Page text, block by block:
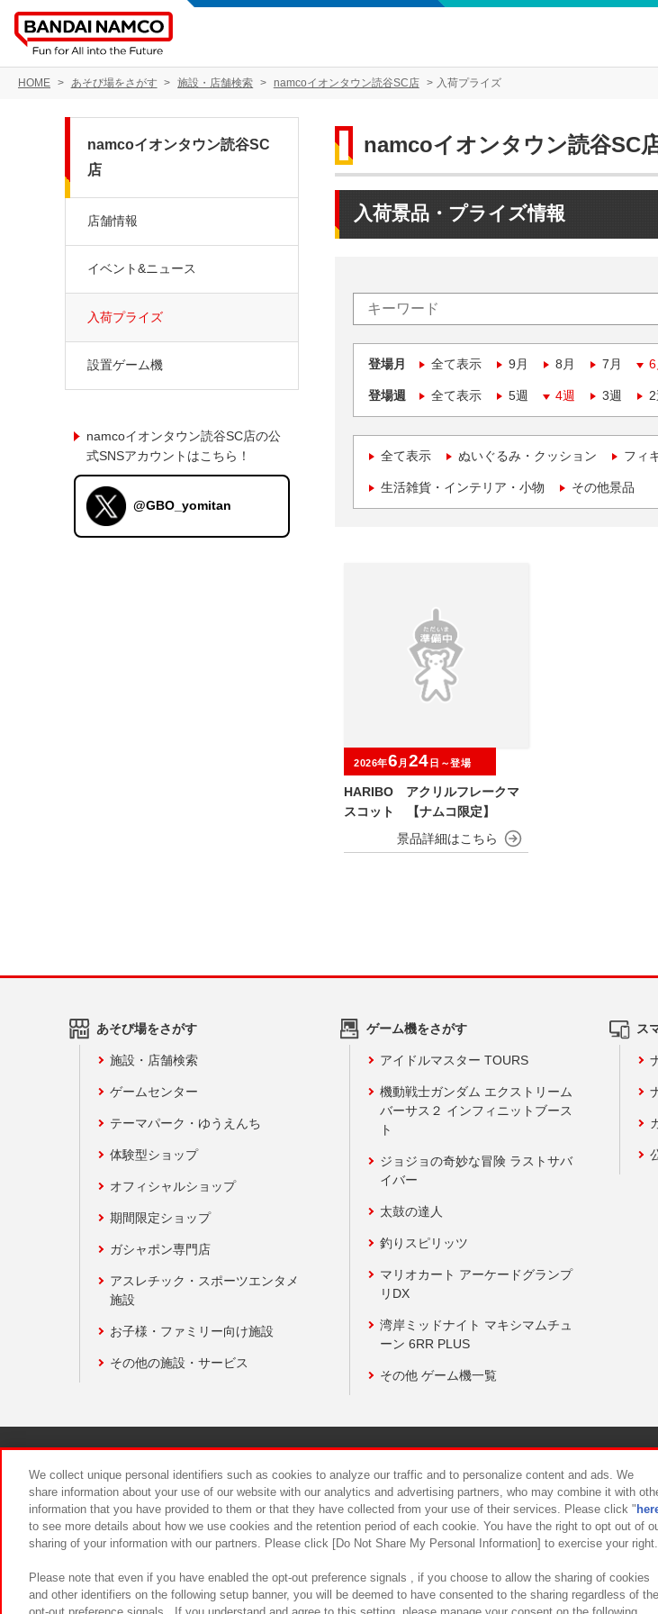
HOME あそび場をさがす 施設・店舗検索 namcoイオンタウン読谷SC店 入荷プライズ
namcoイオンタウン読谷SC
入荷景品・プライズ情報
登場月 全て表示 9月 8月 7月 6
登場週 全て表示 5週 4週 3週 2
全て表示 ぬいぐるみ・クッション フィ
生活雑貨・インテリア・小物 その他景品
HARIBO アクリルフレークマ
スコット 【ナムコ限定】
2026年6 月 24 日～登場
namcoイオンタウン読谷SC
店
店舗情報
イベント&ニュース
入荷プライズ
設置ゲーム機
namcoイオンタウン読谷SC店の公
式SNSアカウントはこちら！
@GBO_yomitan
あそび場をさがす
施設・店舗検索
ゲームセンター
テーマパーク・ゆうえんち
体験型ショップ
オフィシャルショップ
期間限定ショップ
ガシャポン専門店
アスレチック・スポーツエンタメ
施設
お子様・ファミリー向け施設
その他の施設・サービス
ゲーム機をさがす
アイドルマスター TOURS
機動戦士ガンダム エクストリーム
バーサス２ インフィニットブース
ト
ジョジョの奇妙な冒険 ラストサバ
イバー
太鼓の達人
釣りスピリッツ
マリオカート アーケードグランプ
リDX
湾岸ミッドナイト マキシマムチュ
ーン 6RR PLUS
その他 ゲーム機一覧
ス
食品のご提供について カスタマーハラスメント対応
We collect unique personal identifiers such as cookies to analyze our traffic and to personalize content and ads. We
share information about your use of our website with our analytics and advertising partners, who may combine it with
information that you have provided to them or that they have collected from your use of their services. Please click "
to see more details about how we use cookies and the retention period of each cookie. You have the right to opt out of
sharing of your information with our partners. Please click [Do Not Share My Personal Information] to exercise your right.
Please note that even if you have enabled the opt-out preference signals , if you choose to allow the sharing of cookies
and other identifiers on the following setup banner, you will be deemed to have consented to the sharing regardless of the